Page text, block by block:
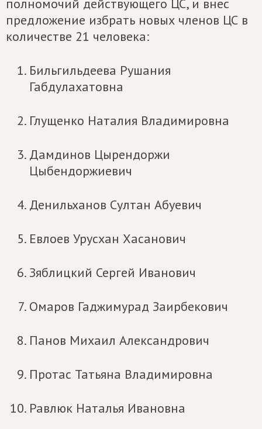
предложение избрать новых членов ЦС в
количестве 21 человека:
Бильгильдеева Рушания
Габдулахатовна
Глущенко Наталия Владимировна
Дамдинов Цырендоржи
Цыбендоржиевич
Денильханов Султан Абуевич
Евлоев Урусхан Хасанович
Зяблицкий Сергей Иванович
Омаров Гаджимурад Заирбекович
Панов Михаил Александрович
Протас Татьяна Владимировна
Равлюк Наталья Ивановна